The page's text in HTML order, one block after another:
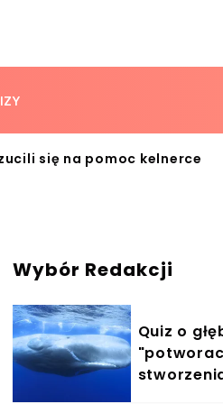
się na pomoc kelnerce
Wybór Redakcji
Quiz o